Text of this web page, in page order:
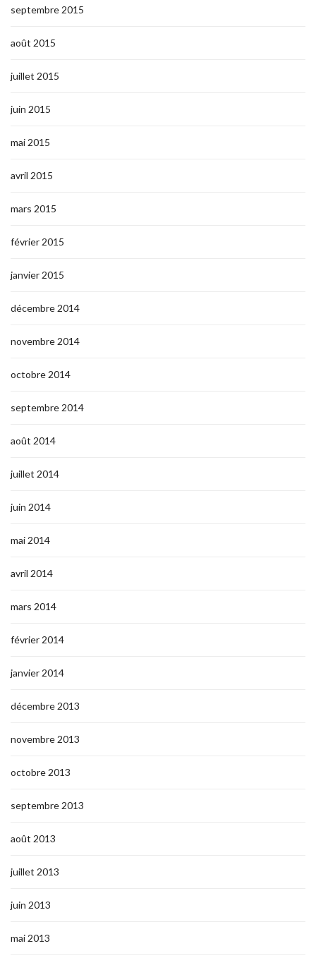
septembre 2015
août 2015
juillet 2015
juin 2015
mai 2015
avril 2015
mars 2015
février 2015
janvier 2015
décembre 2014
novembre 2014
octobre 2014
septembre 2014
août 2014
juillet 2014
juin 2014
mai 2014
avril 2014
mars 2014
février 2014
janvier 2014
décembre 2013
novembre 2013
octobre 2013
septembre 2013
août 2013
juillet 2013
juin 2013
mai 2013